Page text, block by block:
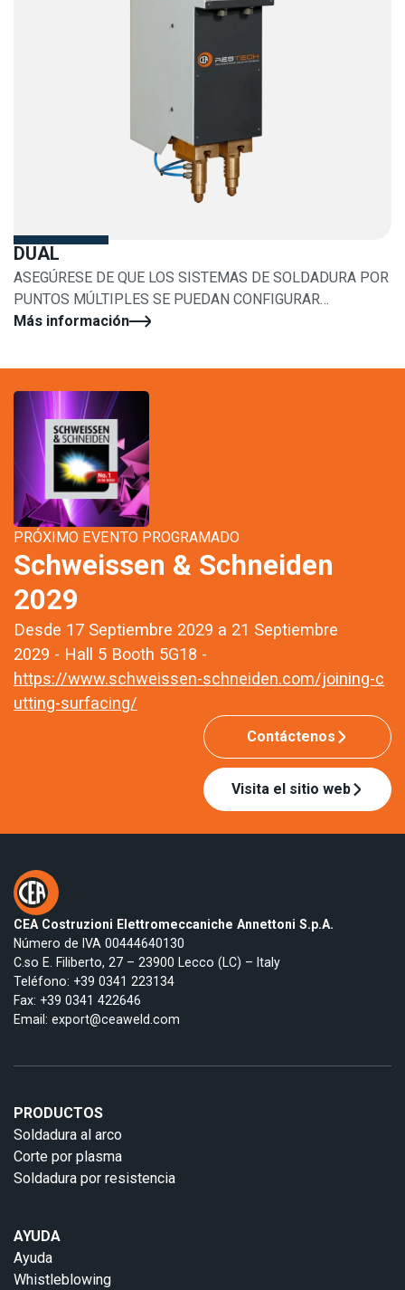
DUAL
ASEGÚRESE DE QUE LOS SISTEMAS DE SOLDADURA POR
PUNTOS MÚLTIPLES SE PUEDAN CONFIGURAR
FÁCILMENTE
Más información
PRÓXIMO EVENTO PROGRAMADO
Schweissen & Schneiden
2029
Desde 17 Septiembre 2029 a 21 Septiembre
2029 - Hall 5 Booth 5G18 -
https://www.schweissen-schneiden.com/joining-c
utting-surfacing/
Contáctenos
Visita el sitio web
CEA Costruzioni Elettromeccaniche Annettoni S.p.A.
Número de IVA 00444640130
C.so E. Filiberto, 27 – 23900 Lecco (LC) – Italy
Teléfono: +39 0341 223134
Fax: +39 0341 422646
Email: export@ceaweld.com
PRODUCTOS
Soldadura al arco
Corte por plasma
Soldadura por resistencia
AYUDA
Ayuda
Whistleblowing